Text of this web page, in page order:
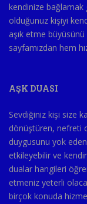
kendinize bağlamak
olduğunuz kişiyi
aşık etme
sayfamızdan hem
AŞK DUASI
Sevdiğiniz kişi size
dönüştüren, nefreti
duygusunu yok eden
etkileyebilir ve
dualar hangileri
etmeniz yeterli
birçok konuda